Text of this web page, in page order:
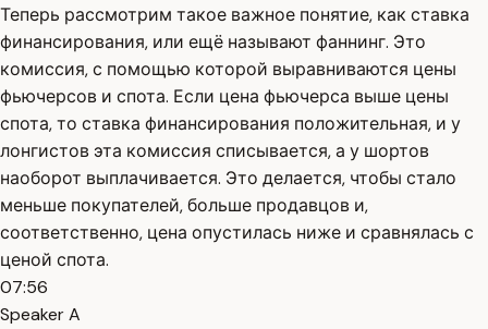
Теперь рассмотрим такое важное понятие, как ставка
финансирования, или ещё называют фаннинг. Это
комиссия, с помощью которой выравниваются цены
фьючерсов и спота. Если цена фьючерса выше цены
спота, то ставка финансирования положительная, и у
лонгистов эта комиссия списывается, а у шортов
наоборот выплачивается. Это делается, чтобы стало
меньше покупателей, больше продавцов и,
соответственно, цена опустилась ниже и сравнялась с
ценой спота.
07:56
Speaker A